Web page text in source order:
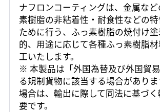
ナフロンコーティングは、金属な
素樹脂の非粘着性・耐食性などの
ために行う、ふっ素樹脂の焼付け塗
的、用途に応じて各種ふっ素樹脂
工いたします。
※ 本製品は「外国為替及び外国貿
る規制貨物に該当する場合があり
場合は、輸出に際して同法に基づ
要です。